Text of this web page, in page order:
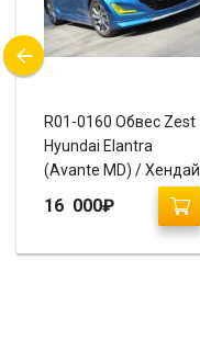
R01-0160 Обвес Zest
Hyundai Elantra
(Avante MD) / Хендай
Элантра Рестайлинг
16 000₽